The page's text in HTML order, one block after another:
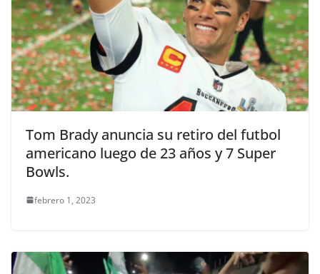
Tom Brady anuncia su retiro del futbol
americano luego de 23 años y 7 Super
Bowls.
febrero 1, 2023